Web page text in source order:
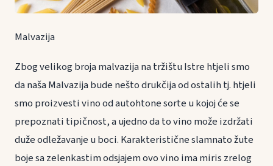
Malvazija
Zbog velikog broja malvazija na tržištu Istre htjeli smo
da naša Malvazija bude nešto drukčija od ostalih tj. htjeli
smo proizvesti vino od autohtone sorte u kojoj će se
prepoznati tipičnost, a ujedno da to vino može izdržati
duže odležavanje u boci. Karakteristične slamnato žute
boje sa zelenkastim odsjajem ovo vino ima miris zrelog